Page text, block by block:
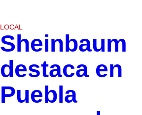
LOCAL
Sheinbaum
destaca en
Puebla